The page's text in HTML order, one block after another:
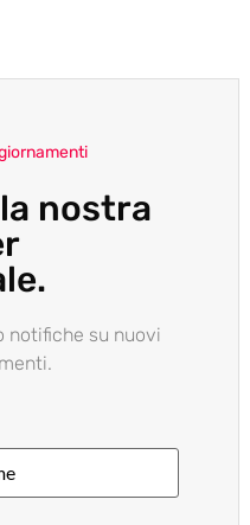
nostra
notifiche su nuovi